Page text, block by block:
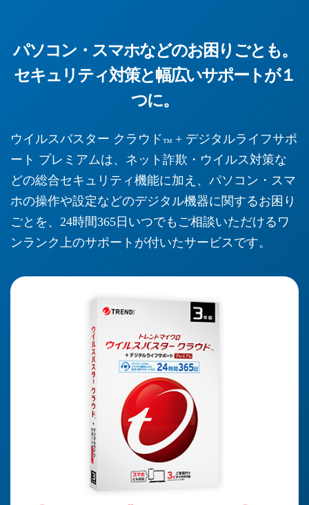
パソコン・スマホなどのお困りごとも。
セキュリティ対策と幅広いサポートが１
つに。
ウイルスバスター クラウド™ + デジタルライフサポ
ート プレミアムは、ネット詐欺・ウイルス対策な
どの総合セキュリティ機能に加え、パソコン・スマ
ホの操作や設定などのデジタル機器に関するお困り
ごとを、24時間365日いつでもご相談いただけるワ
ンランク上のサポートが付いたサービスです。